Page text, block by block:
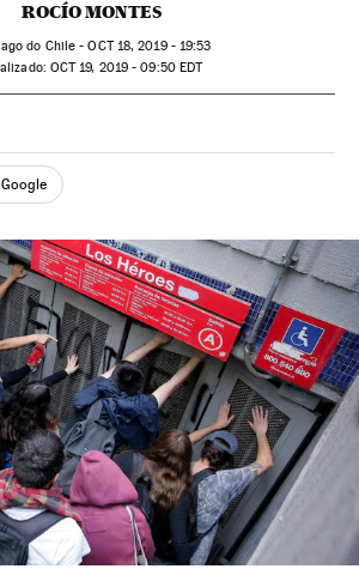
ROCÍO MONTES
do Chile -OCT18, 2019 - 19:53
OCT19, 2019 - 09:50EDT
Facebook
en TwitterRedes Sociales